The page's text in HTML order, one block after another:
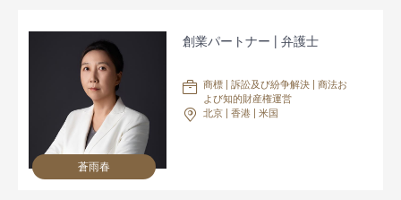
蒼雨春
創業パートナー | 弁護士
商標 | 訴訟及び紛争解決 | 商法お
よび知的財産権運営
北京 | 香港 | 米国